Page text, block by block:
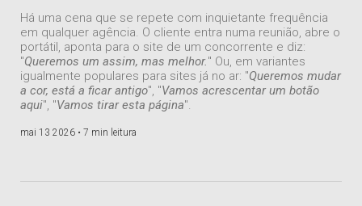
Há uma cena que se repete com inquietante frequência
em qualquer agência. O cliente entra numa reunião, abre o
portátil, aponta para o site de um concorrente e diz:
"Queremos um assim, mas melhor." Ou, em variantes
igualmente populares para sites já no ar: "Queremos mudar
a cor, está a ficar antigo", "Vamos acrescentar um botão
aqui", "Vamos tirar esta página".
mai 13 2026 • 7 min leitura